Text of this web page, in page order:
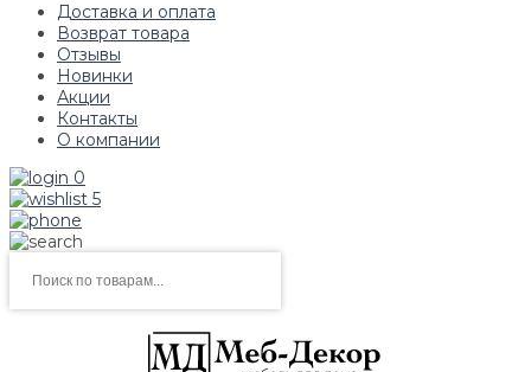
Доставка и оплата
Возврат товара
Отзывы
Новинки
Акции
Контакты
О компании
0
5
товаров